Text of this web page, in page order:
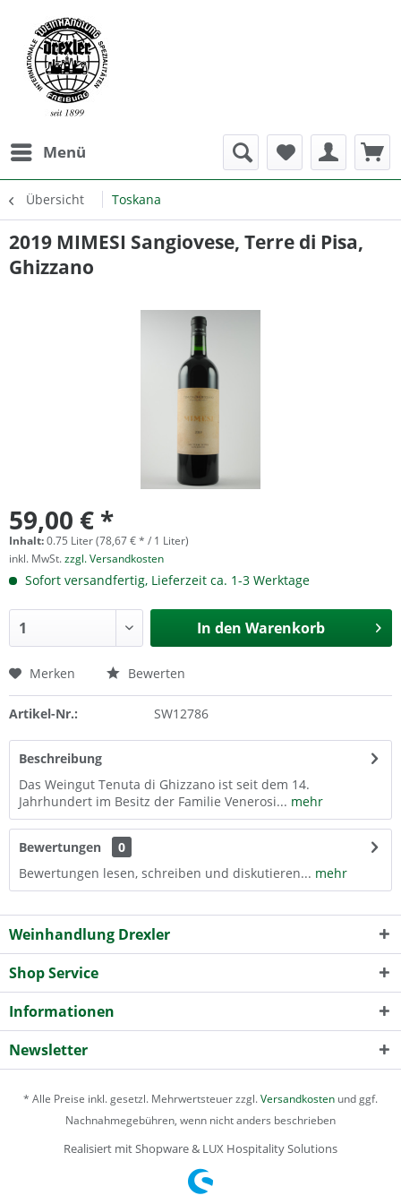
Menü
Übersicht Toskana
2019 MIMESI Sangiovese, Terre di Pisa,
Ghizzano
59,00 € *
Inhalt:0.75 Liter (78,67 € * / 1 Liter)
inkl. MwSt.zzgl. Versandkosten
Sofort versandfertig, Lieferzeit ca. 1-3 Werktage
In den Warenkorb
Merken Bewerten
Artikel-Nr.: SW12786
Beschreibung
Das Weingut Tenuta di Ghizzano ist seit dem 14.
Jahrhundert im Besitz der Familie Venerosi... mehr
Bewertungen
0
Bewertungen lesen, schreiben und diskutieren... mehr
Weinhandlung Drexler
Shop Service
Informationen
Newsletter
* Alle Preise inkl. gesetzl. Mehrwertsteuer zzgl.Versandkosten und ggf.
Nachnahmegebühren, wenn nicht anders beschrieben
Realisiert mit Shopware & LUX Hospitality Solutions